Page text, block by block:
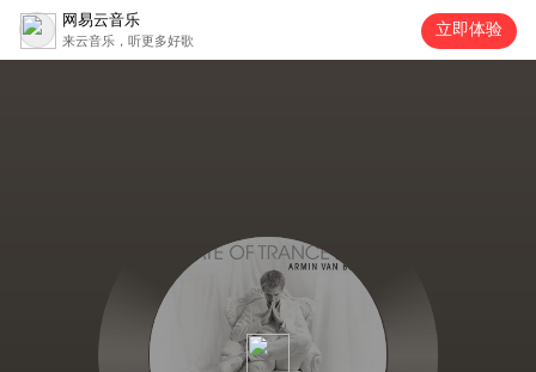
网易云音乐
来云音乐，听更多好歌
立即体验